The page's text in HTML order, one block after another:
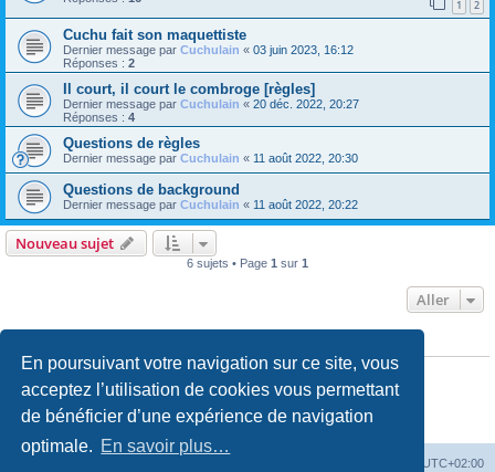
En poursuivant votre navigation sur ce site, vous
acceptez l’utilisation de cookies vous permettant
de bénéficier d’une expérience de navigation
optimale. En savoir plus…
1 2
Cuchu fait son maquettiste
Dernier message par Cuchulain « 03 juin 2023, 16:12
Réponses : 2
Il court, il court le combroge [règles]
Dernier message par Cuchulain « 20 déc. 2022, 20:27
Réponses : 4
Questions de règles
Dernier message par Cuchulain « 11 août 2022, 20:30
Questions de background
Dernier message par Cuchulain « 11 août 2022, 20:22
Nouveau sujet
6 sujets • Page 1 sur 1
Aller
Vousne pouvez paspublier de nouveaux sujets dans ce forum
Vousne pouvez pasrépondre aux sujets dans ce forum
Vousne pouvez pasmodifier vos messages dans ce forum
Vousne pouvez passupprimer vos messages dans ce forum
transférer de pièces jointes dans ce forum
UTC+02:00